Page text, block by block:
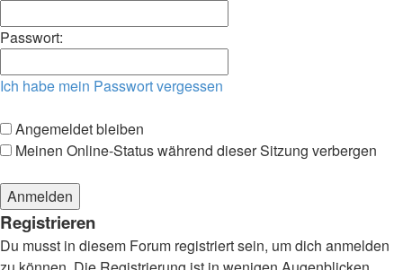
Passwort:
Ich habe mein Passwort vergessen
Angemeldet bleiben
Meinen Online-Status während dieser Sitzung verbergen
Registrieren
Du musst in diesem Forum registriert sein, um dich anmelden